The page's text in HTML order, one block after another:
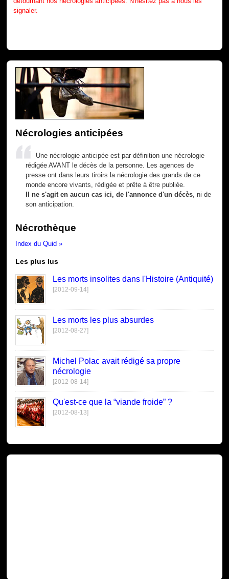
signaler.
Nécrologies anticipées
Une nécrologie anticipée est par définition une nécrologie
rédigée AVANT le décès de la personne. Les agences de
presse ont dans leurs tiroirs la nécrologie des grands de ce
monde encore vivants, rédigée et prête à être publiée.
Il ne s'agit en aucun cas ici, de l'annonce d'un décès , ni de
son anticipation.
Nécrothèque
Index du Quid »
Les plus lus
Les morts insolites dans l'Histoire (Antiquité)
[2012-09-14]
Les morts les plus absurdes
[2012-08-27]
Michel Polac avait rédigé sa propre
nécrologie
[2012-08-14]
Qu'est-ce que la “viande froide” ?
[2012-08-13]